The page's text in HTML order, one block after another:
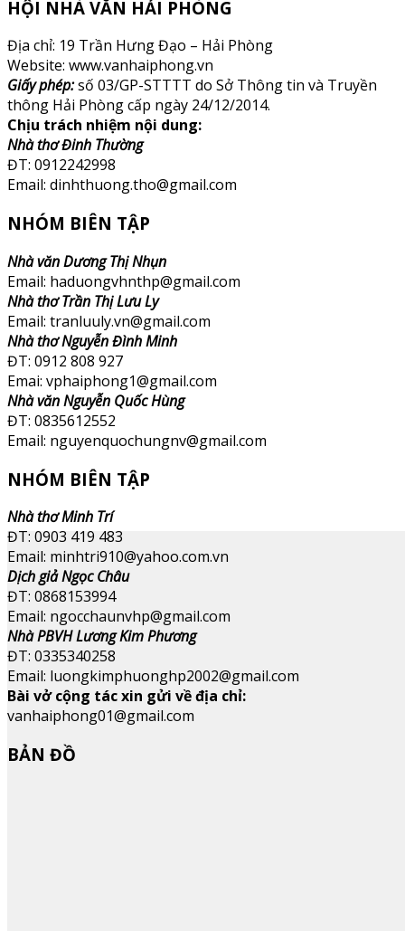
HỘI NHÀ VĂN HẢI PHÒNG
Địa chỉ: 19 Trần Hưng Đạo – Hải Phòng
Website: www.vanhaiphong.vn
Giấy phép:số 03/GP-STTTT do Sở Thông tin và Truyền
thông Hải Phòng cấp ngày 24/12/2014.
Chịu trách nhiệm nội dung:
Nhà thơ Đinh Thường
ĐT: 0912242998
Email: dinhthuong.tho@gmail.com
NHÓM BIÊN TẬP
Nhà văn Dương Thị Nhụn
Email: haduongvhnthp@gmail.com
Nhà thơ Trần Thị Lưu Ly
Email: tranluuly.vn@gmail.com
Nhà thơ Nguyễn Đình Minh
ĐT: 0912 808 927
Emai: vphaiphong1@gmail.com
Nhà văn Nguyễn Quốc Hùng
ĐT: 0835612552
Email: nguyenquochungnv@gmail.com
NHÓM BIÊN TẬP
Nhà thơ Minh Trí
ĐT: 0903 419 483
Email: minhtri910@yahoo.com.vn
Dịch giả Ngọc Châu
ĐT: 0868153994
Email: ngocchaunvhp@gmail.com
Nhà PBVH Lương Kim Phương
ĐT: 0335340258
Email: luongkimphuonghp2002@gmail.com
Bài vở cộng tác xin gửi về địa chỉ:
vanhaiphong01@gmail.com
BẢN ĐỒ